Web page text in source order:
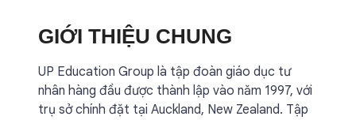
GIỚI THIỆU CHUNG
UP Education Group là tập đoàn giáo dục tư
nhân hàng đầu được thành lập vào năm 1997, với
trụ sở chính đặt tại Auckland, New Zealand. Tập